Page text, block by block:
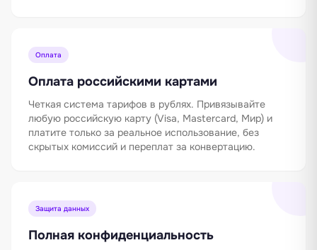
Оплата
Оплата российскими картами
Четкая система тарифов в рублях. Привязывайте
любую российскую карту (Visa, Mastercard, Мир) и
платите только за реальное использование, без
скрытых комиссий и переплат за конвертацию.
Защита данных
Полная конфиденциальность